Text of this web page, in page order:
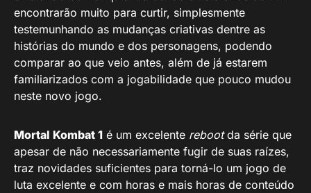
encontrarão muito para curtir, simplesmente
testemunhando as mudanças criativas dentre as
histórias do mundo e dos personagens, podendo
comparar ao que veio antes, além de já estarem
familiarizados com a jogabilidade que pouco mudou
neste novo jogo.
Mortal Kombat 1 é um excelente rebootda série que
apesar de não necessariamente fugir de suas raízes,
traz novidades suficientes para torná-lo um jogo de
luta excelente e com horas e mais horas de conteúdo